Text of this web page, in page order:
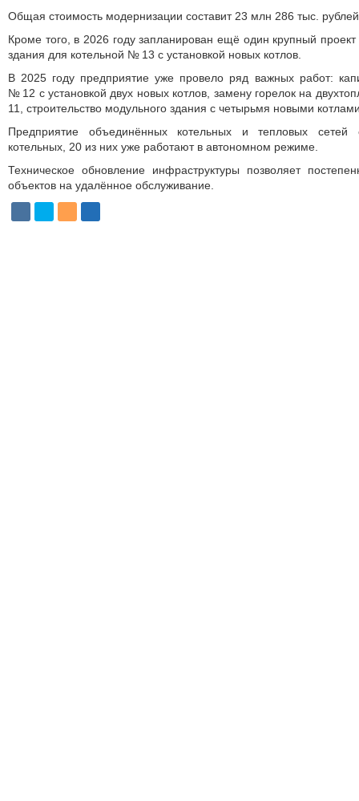
Общая стоимость модернизации составит 23 млн 286 тыс.
Кроме того, в 2026 году запланирован ещё один крупный проект
здания для котельной № 13 с установкой новых котлов.
В 2025 году предприятие уже провело ряд важных работ:
№ 12 с установкой двух новых котлов, замену горелок на
11, строительство модульного здания с четырьмя новыми
Предприятие объединённых котельных и тепловых сетей
котельных, 20 из них уже работают в автономном режиме.
Техническое обновление инфраструктуры позволяет
объектов на удалённое обслуживание.